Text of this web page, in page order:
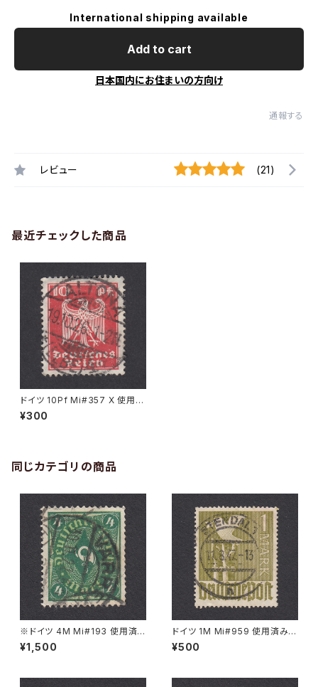
International shipping available
Add to cart
日本国内にお住まいの方向け
通報する
レビュー (21)
最近チェックした商品
ドイツ 10Pf Mi#357 X 使用済
み切手｜ALTONA 19.10.1926
¥300
同じカテゴリの商品
※ドイツ 4M Mi#193 使用済
み切手｜VARREL 30.11.1922
¥1,500
ドイツ 1M Mi#959 使用済み切
手｜STENDAL 11.8.1947
¥500